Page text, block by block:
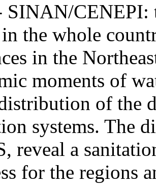
SINAN/CENEPI:
in the whole
in the
moments of
of the
systems. The
reveal a
for the regions